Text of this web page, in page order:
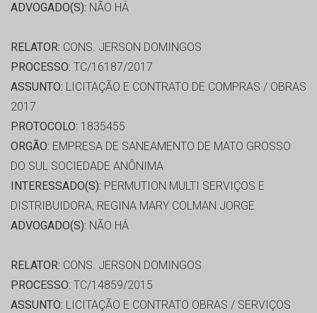
ADVOGADO(S): NÃO HÁ
RELATOR: CONS. JERSON DOMINGOS
PROCESSO: TC/16187/2017
ASSUNTO: LICITAÇÃO E CONTRATO DE COMPRAS / OBRAS
2017
PROTOCOLO: 1835455
ORGÃO: EMPRESA DE SANEAMENTO DE MATO GROSSO
DO SUL SOCIEDADE ANÔNIMA
INTERESSADO(S): PERMUTION MULTI SERVIÇOS E
DISTRIBUIDORA, REGINA MARY COLMAN JORGE
ADVOGADO(S): NÃO HÁ
RELATOR: CONS. JERSON DOMINGOS
PROCESSO: TC/14859/2015
ASSUNTO: LICITAÇÃO E CONTRATO OBRAS / SERVIÇOS